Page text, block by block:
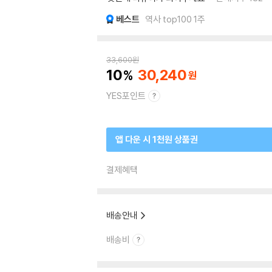
베스트 역사 top100 1주
33,600원
10 30,240
YES포인트
앱 다운 시 1천원 상품권
결제혜택
배송안내
배송비